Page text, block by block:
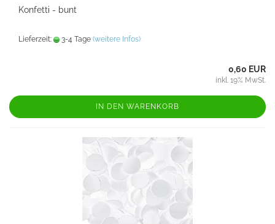
Konfetti - bunt
Lieferzeit: 3-4 Tage (weitere Infos)
0,60 EUR
inkl. 19% MwSt.
IN DEN WARENKORB